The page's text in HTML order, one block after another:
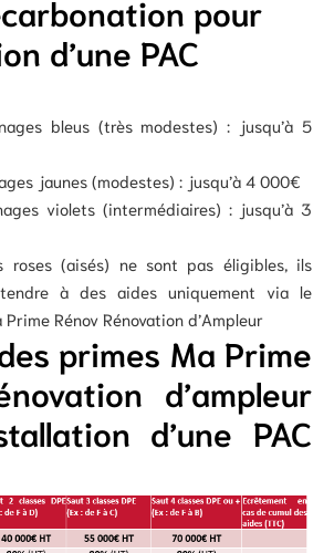
pour
d’une PAC
bleus (très modestes) : jusqu’à 5
jaunes (modestes) : jusqu’à 4 000€​
violets (intermédiaires) : jusqu’à 3
roses (aisés) ne sont pas éligibles​, ils
à des aides uniquement via le
Rénov Rénovation d’Ampleur
primes Ma Prime
d’ampleur
d’une PAC